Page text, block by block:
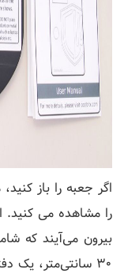
اگر جعبه را باز
را مشاهده می کنید.
بیرون می‌آیند که
30 سانتی‌متر، یک